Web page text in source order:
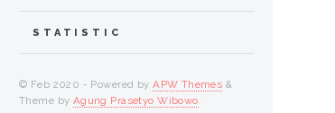
STATISTIC
© Feb 2020 - Powered byAPW Themes &
Theme by Agung Prasetyo Wibowo.